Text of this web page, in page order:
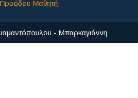
Μαθητή
- Μπαρκαγιάννη